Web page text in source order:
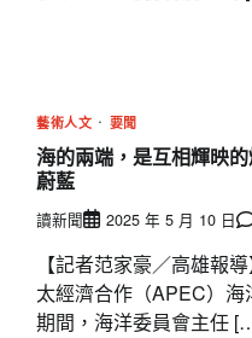
藝術人文 要聞
海的兩端，是互相輝映
蔚藍
讀新聞 2025 年 5 月 10 日
【記者范家豪／高雄報
太經濟合作（APEC）海
期間，海洋委員會主任